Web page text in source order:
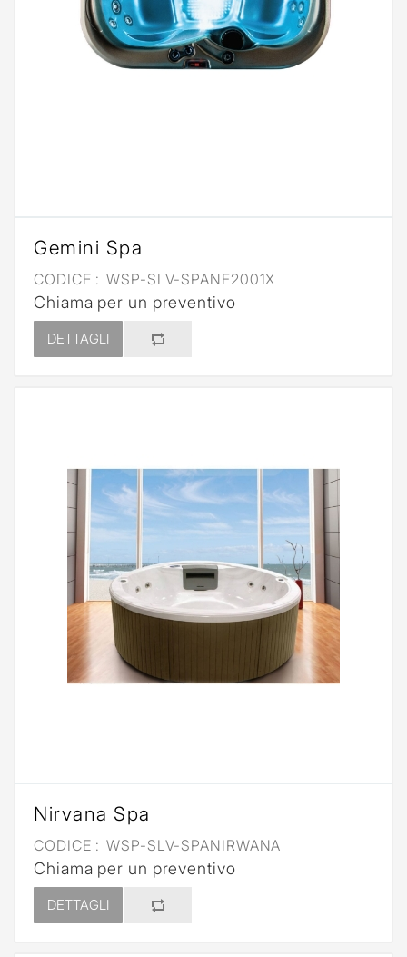
Gemini Spa
CODICE : WSP-SLV-SPANF2001X
Chiama per un preventivo
DETTAGLI
Nirvana Spa
CODICE : WSP-SLV-SPANIRWANA
Chiama per un preventivo
DETTAGLI